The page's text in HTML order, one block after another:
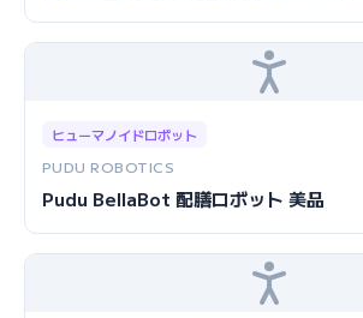
ヒューマノイドロボット
PUDU ROBOTICS
Pudu BellaBot 配膳ロボット 美品